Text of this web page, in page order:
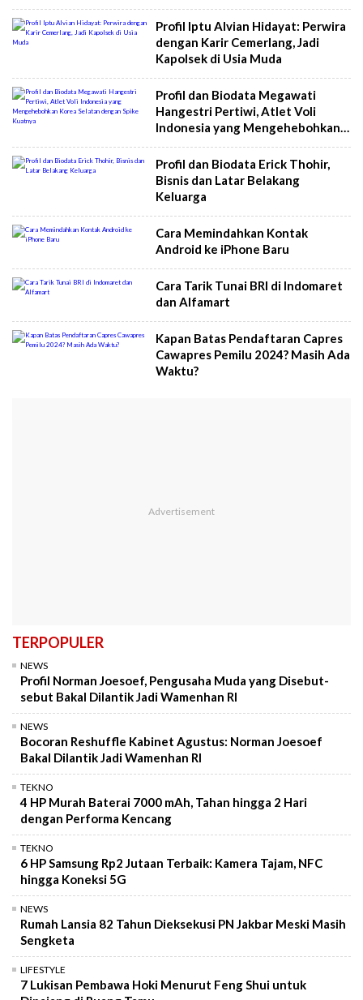
Profil Iptu Alvian Hidayat: Perwira
dengan Karir Cemerlang, Jadi
Kapolsek di Usia Muda
Profil dan Biodata Megawati
Hangestri Pertiwi, Atlet Voli
Indonesia yang Mengehebohkan
Korea Selatan dengan Spike
Kuatnya
Profil dan Biodata Erick Thohir,
Bisnis dan Latar Belakang
Keluarga
Cara Memindahkan Kontak
Android ke iPhone Baru
Cara Tarik Tunai BRI di Indomaret
dan Alfamart
Kapan Batas Pendaftaran Capres
Cawapres Pemilu 2024? Masih Ada
Waktu?
TERPOPULER
NEWS
Profil Norman Joesoef, Pengusaha Muda yang Disebut-
sebut Bakal Dilantik Jadi Wamenhan RI
NEWS
Bocoran Reshuffle Kabinet Agustus: Norman Joesoef
Bakal Dilantik Jadi Wamenhan RI
TEKNO
4 HP Murah Baterai 7000 mAh, Tahan hingga 2 Hari
dengan Performa Kencang
TEKNO
6 HP Samsung Rp2 Jutaan Terbaik: Kamera Tajam, NFC
hingga Koneksi 5G
NEWS
Rumah Lansia 82 Tahun Dieksekusi PN Jakbar Meski Masih
Sengketa
LIFESTYLE
7 Lukisan Pembawa Hoki Menurut Feng Shui untuk